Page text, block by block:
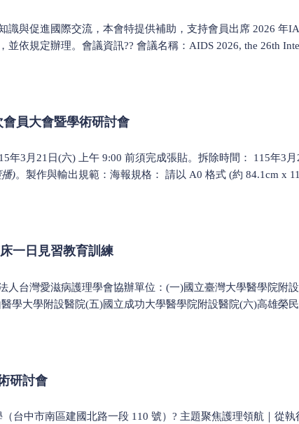
識與促進國際交流，本會特提供補助，支持會員出席 2026 年
依規定辦理。會議資訊?? 會議名稱：AIDS 2026, the 26th
會員大會暨學術研討會
年3月21日(六) 上午 9:00 前須完成張貼。拆除時間： 115年3
)。製作與輸出規範：海報規格： 請以 A0 格式 (約 84.1cm x
一日見習教育訓練
人台灣愛滋病護理學會協辦單位：(一)國立臺灣大學醫學院附
學大學附設醫院(五)國立成功大學醫學院附設醫院(六)高雄榮
研討會
台中市南區建國北路一段 110 號）? 主題聚焦護理領航｜從